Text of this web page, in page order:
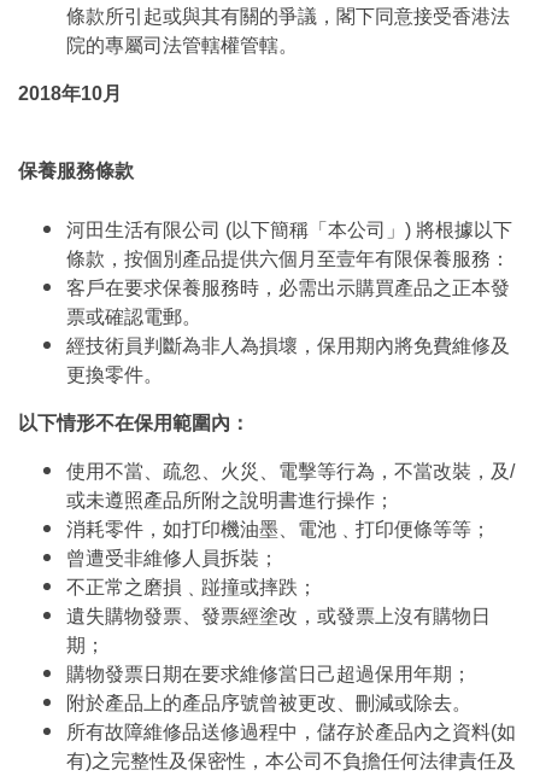
條款所引起或與其有關的爭議，閣下同意接受香港法
院的專屬司法管轄權管轄。
2018年10月
保養服務條款
河田生活有限公司 (以下簡稱「本公司」) 將根據以下
條款，按個別產品提供六個月至壹年有限保養服務：
客戶在要求保養服務時，必需出示購買產品之正本發
票或確認電郵。
經技術員判斷為非人為損壞，保用期內將免費維修及
更換零件。
以下情形不在保用範圍內：
使用不當、疏忽、火災、電擊等行為，不當改裝，及/
或未遵照產品所附之說明書進行操作；
消耗零件，如打印機油墨、電池﹑打印便條等等；
曾遭受非維修人員拆裝；
不正常之磨損﹑踫撞或摔跌；
遺失購物發票、發票經塗改，或發票上沒有購物日
期；
購物發票日期在要求維修當日己超過保用年期；
附於產品上的產品序號曾被更改、刪減或除去。
所有故障維修品送修過程中，儲存於產品內之資料(如
有)之完整性及保密性，本公司不負擔任何法律責任及